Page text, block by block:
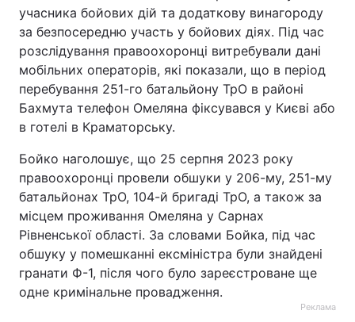
учасника бойових дій та додаткову винагороду
за безпосередню участь у бойових діях. Під час
розслідування правоохоронці витребували дані
мобільних операторів, які показали, що в період
перебування 251-го батальйону ТрО в районі
Бахмута телефон Омеляна фіксувався у Києві або
в готелі в Краматорську.
Бойко наголошує, що 25 серпня 2023 року
правоохоронці провели обшуки у 206-му, 251-му
батальйонах ТрО, 104-й бригаді ТрО, а також за
місцем проживання Омеляна у Сарнах
Рівненської області. За словами Бойка, під час
обшуку у помешканні ексміністра були знайдені
гранати Ф-1, після чого було зареєстроване ще
одне кримінальне провадження.
Реклама